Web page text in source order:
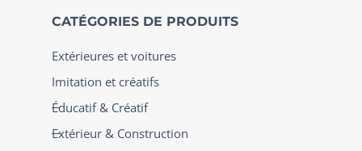
CATÉGORIES DE PRODUITS
Extérieures et voitures
Imitation et créatifs
Éducatif & Créatif
Extérieur & Construction